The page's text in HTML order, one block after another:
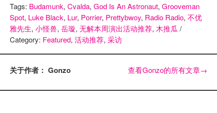
Tags: Budamunk, Cvalda, God Is An Astronaut, Grooveman
Spot, Luke Black, Lur, Porrier, Prettybwoy, Radio Radio, 不优
雅先生, 小怪兽, 岳璇, 无解本周演出活动推荐, 木推瓜 /
Category: Featured, 活动推荐, 采访
关于作者： Gonzo 查看Gonzo的所有文章→